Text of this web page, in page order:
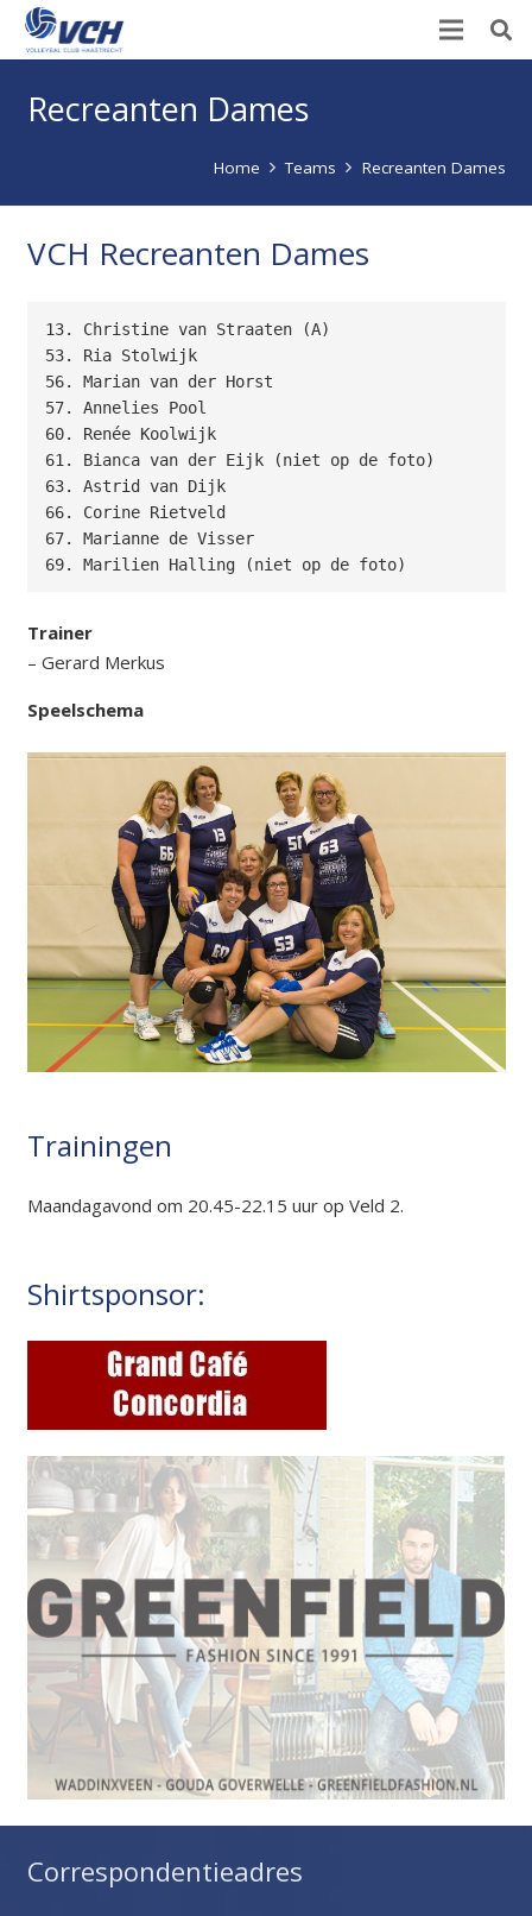
Recreanten Dames
Home Teams Recreanten Dames
VCH Recreanten Dames
13. Christine van Straaten (A)
53. Ria Stolwijk
56. Marian van der Horst
57. Annelies Pool
60. Renée Koolwijk
61. Bianca van der Eijk (niet op de foto)
63. Astrid van Dijk
66. Corine Rietveld
67. Marianne de Visser
69. Marilien Halling (niet op de foto)
Trainer
– Gerard Merkus
Speelschema
Trainingen
Maandagavond om 20.45-22.15 uur op Veld 2.
Shirtsponsor:
Correspondentieadres